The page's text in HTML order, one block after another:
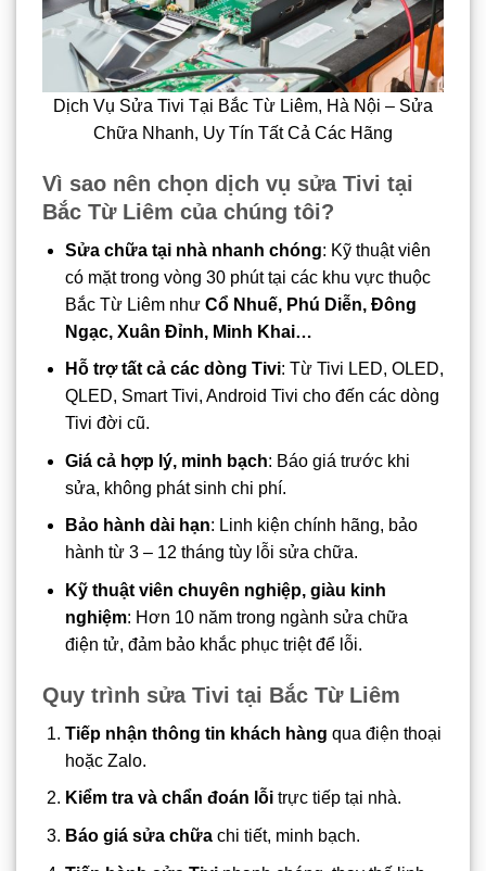
Dịch Vụ Sửa Tivi Tại Bắc Từ Liêm, Hà Nội – Sửa
Chữa Nhanh, Uy Tín Tất Cả Các Hãng
Vì sao nên chọn dịch vụ sửa Tivi tại
Bắc Từ Liêm của chúng tôi?
Sửa chữa tại nhà nhanh chóng: Kỹ thuật viên
có mặt trong vòng 30 phút tại các khu vực thuộc
Bắc Từ Liêm như Cổ Nhuế, Phú Diễn, Đông
Ngạc, Xuân Đỉnh, Minh Khai…
Hỗ trợ tất cả các dòng Tivi: Từ Tivi LED, OLED,
QLED, Smart Tivi, Android Tivi cho đến các dòng
Tivi đời cũ.
Giá cả hợp lý, minh bạch: Báo giá trước khi
sửa, không phát sinh chi phí.
Bảo hành dài hạn: Linh kiện chính hãng, bảo
hành từ 3 – 12 tháng tùy lỗi sửa chữa.
Kỹ thuật viên chuyên nghiệp, giàu kinh
nghiệm: Hơn 10 năm trong ngành sửa chữa
điện tử, đảm bảo khắc phục triệt để lỗi.
Quy trình sửa Tivi tại Bắc Từ Liêm
Tiếp nhận thông tin khách hàng qua điện thoại
hoặc Zalo.
Kiểm tra và chẩn đoán lỗitrực tiếp tại nhà.
Báo giá sửa chữachi tiết, minh bạch.